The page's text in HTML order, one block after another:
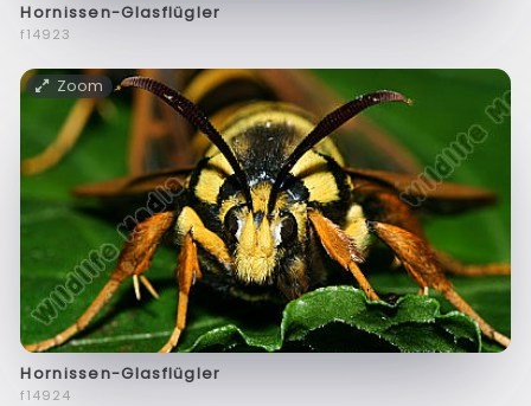
Hornissen-Glasflügler
f14923
Zoom
Hornissen-Glasflügler
f14924